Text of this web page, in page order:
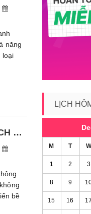
năng
loại
HƯỚNG DẪN VỆ SINH GHẾ SOFA NỈ TẠI NHÀ SẠCH SẼ ĐƠN GIẢN
bề
LỊCH
M T
1 2 3
8 9
15 16 17